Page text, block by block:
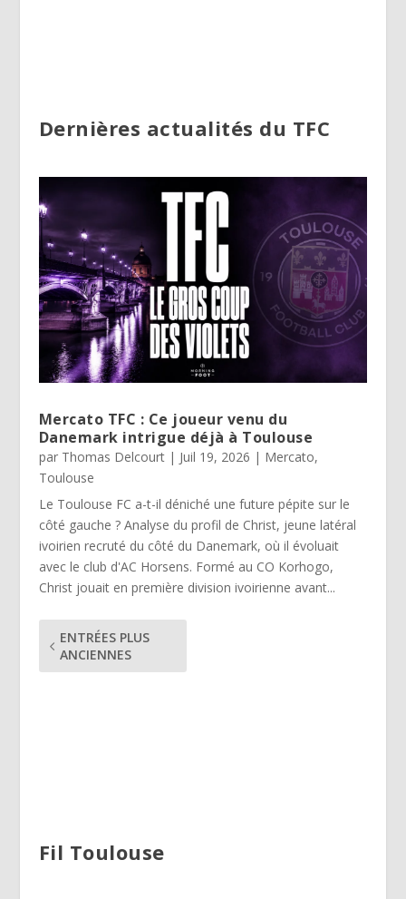
Dernières actualités du TFC
Mercato TFC : Ce joueur venu du
Danemark intrigue déjà à Toulouse
par Thomas Delcourt| Juil 19, 2026 | Mercato,
Toulouse
Le Toulouse FC a-t-il déniché une future pépite sur le
côté gauche ? Analyse du profil de Christ, jeune latéral
ivoirien recruté du côté du Danemark, où il évoluait
avec le club d'AC Horsens. Formé au CO Korhogo,
Christ jouait en première division ivoirienne avant...
ENTRÉES PLUS
ANCIENNES
Fil Toulouse